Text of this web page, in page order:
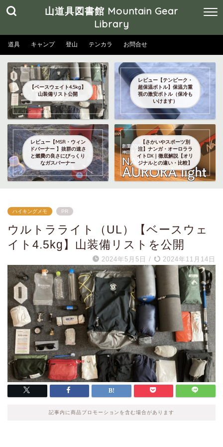
山道具図書館 Mountain Gear
Library
道具 キャンプ 登山 テンカラ お問合せ
【ベースウェイト4.5kg】
山装備リスト公開
レビュー【テンピーク・
超保温ボトル】保温力重
視の激安ボトル（保冷も
いけます）
レビュー【MSR・ウィン
ドバーナー 】抜群の速さ
と燃費の良さにびっくり
なガスバーナー
【さかいやスポーツ別
注】ナンガ・オーロララ
イトDX｜徹底解説【オリ
ジナルとの違い・比較】
ハイキングメモ PR
ウルトラライト（UL）【ベースウェ
イト4.5kg】山装備リストを公開
2024年5月5日 / 2024年11月14日
記事内に商品プロモーションを含む場合があります